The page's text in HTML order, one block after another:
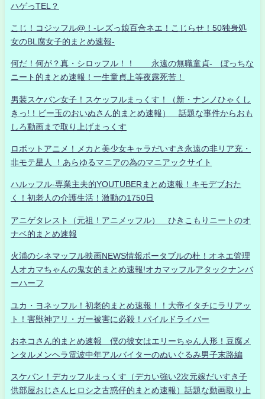
ハゲっTEL？
こじ！コジッフル@！-レズっ娘百合ネエ！こじらせ！50独身処
女のBL腐女子的まとめ速報-
何だ！何が？真・シロッフル！！ 永遠の無職童貞- ぼっちな
ニート的まとめ速報！一生童貞上等夜露死苦！
男装スケバン女子！スケッフルまっくす！（新・ナンノひゃくし
きっ!！ビー玉のおいぬさん的まとめ速報） 話題な事件からおも
しろ動画まで取り上げまっくす
ロボットアニメ！メカと美少女キャラだいすき永遠の非リア充・
非モテ星人 ！あらゆるマニアの為のマニアックサイト
ハルッフル-専業主夫的YOUTUBERまとめ速報！キモデブおた
く！初老人の介護生活！激動の1750日
アニゲタレスト（元祖！アニメッフル） ひきこもりニートのオ
ナベ的まとめ速報
火浦のシネマッフル映画NEWS情報ポータブルの杜！オネエ管理
人オカマちゃんの鬼女的まとめ速報!オカマッフルアタックナンバ
ーハーフ
ユカ・ヨネッフル！初老的まとめ速報！！大帝イタチにラリアッ
ト！害獣神アリ・ガー被害に必殺！パイルドライバー
おネコさん的まとめ速報 僕の彼女はエリーちゃん人形！豆腐メ
ンタルメンヘラ電波中年アルバイターのぬいぐるみ男子末路編
スケバン！デカッフルまっくす（デカい強い2次元嫁だいすき子
供部屋おじさんヒロシ之古惑仔的まとめ速報）話題な動画取り上